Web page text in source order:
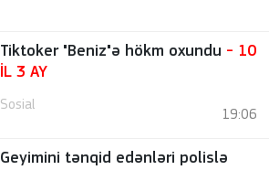
Tiktoker "Beniz"ə hökm oxundu - 10
İL 3 AY
Sosial
19:06
Geyimini tənqid edənləri polislə